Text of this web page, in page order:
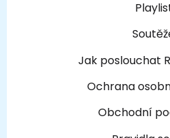
Jak poslouchat
Ochrana
Obchodní